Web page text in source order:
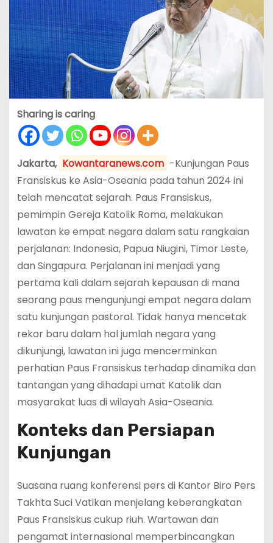
Sharing is caring
Jakarta, Kowantaranews.com -Kunjungan Paus
Fransiskus ke Asia-Oseania pada tahun 2024 ini
telah mencatat sejarah. Paus Fransiskus,
pemimpin Gereja Katolik Roma, melakukan
lawatan ke empat negara dalam satu rangkaian
perjalanan: Indonesia, Papua Niugini, Timor Leste,
dan Singapura. Perjalanan ini menjadi yang
pertama kali dalam sejarah kepausan di mana
seorang paus mengunjungi empat negara dalam
satu kunjungan pastoral. Tidak hanya mencetak
rekor baru dalam hal jumlah negara yang
dikunjungi, lawatan ini juga mencerminkan
perhatian Paus Fransiskus terhadap dinamika dan
tantangan yang dihadapi umat Katolik dan
masyarakat luas di wilayah Asia-Oseania.
Konteks dan Persiapan
Kunjungan
Suasana ruang konferensi pers di Kantor Biro Pers
Takhta Suci Vatikan menjelang keberangkatan
Paus Fransiskus cukup riuh. Wartawan dan
pengamat internasional memperbincangkan